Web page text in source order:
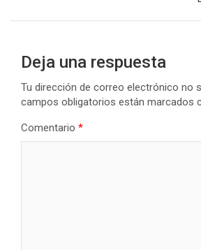
Deja una respuesta
Tu dirección de correo electrónico no
campos obligatorios están marcados
Comentario *